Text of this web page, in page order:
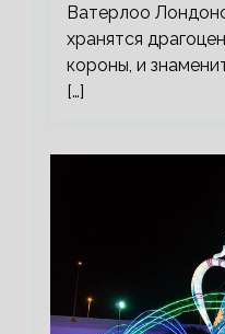
Ватерлоо
хранятся
короны, и
[…]